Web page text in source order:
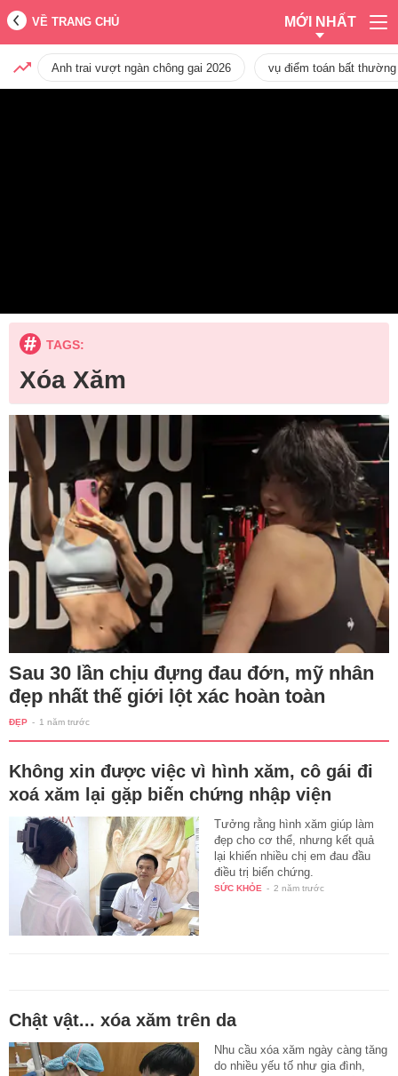
VỀ TRANG CHỦ MỚI NHẤT
Anh trai vượt ngàn chông gai 2026 vụ điểm toán bất
TAGS:
Xóa Xăm
Sau 30 lần chịu đựng đau đớn, mỹ nhân
đẹp nhất thế giới lột xác hoàn toàn
ĐẸP - 1 năm trước
Không xin được việc vì hình xăm, cô gái đi
xoá xăm lại gặp biến chứng nhập viện
Tưởng rằng hình xăm giúp làm
đẹp cho cơ thể, nhưng kết quả
lại khiến nhiều chị em đau đầu
điều trị biến chứng.
SỨC KHỎE - 2 năm trước
Chật vật... xóa xăm trên da
Nhu cầu xóa xăm ngày càng tăng
do nhiều yếu tố như gia đình,